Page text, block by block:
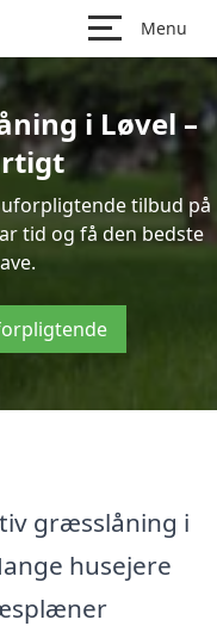
Menu
i Løvel –
tilbud på
tid og få den bedste
græsslåning i
husejere